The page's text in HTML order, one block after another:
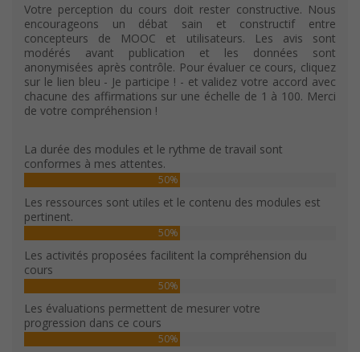
Votre perception du cours doit rester constructive. Nous
encourageons un débat sain et constructif entre
concepteurs de MOOC et utilisateurs. Les avis sont
modérés avant publication et les données sont
anonymisées après contrôle. Pour évaluer ce cours, cliquez
sur le lien bleu - Je participe ! - et validez votre accord avec
chacune des affirmations sur une échelle de 1 à 100. Merci
de votre compréhension !
La durée des modules et le rythme de travail sont
conformes à mes attentes.
50%
Les ressources sont utiles et le contenu des modules est
pertinent.
50%
Les activités proposées facilitent la compréhension du
cours
50%
Les évaluations permettent de mesurer votre
progression dans ce cours
50%